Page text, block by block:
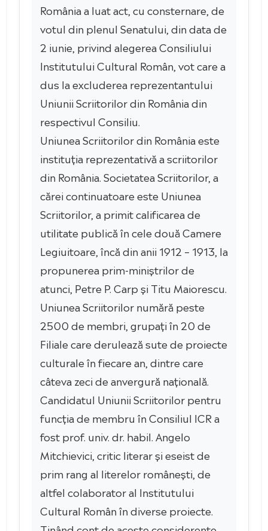
România a luat act, cu consternare, de
votul din plenul Senatului, din data de
2 iunie, privind alegerea Consiliului
Institutului Cultural Român, vot care a
dus la excluderea reprezentantului
Uniunii Scriitorilor din România din
respectivul Consiliu.
Uniunea Scriitorilor din România este
instituția reprezentativă a scriitorilor
din România. Societatea Scriitorilor, a
cărei continuatoare este Uniunea
Scriitorilor, a primit calificarea de
utilitate publică în cele două Camere
Legiuitoare, încă din anii 1912 – 1913, la
propunerea prim-miniștrilor de
atunci, Petre P. Carp și Titu Maiorescu.
Uniunea Scriitorilor numără peste
2500 de membri, grupați în 20 de
Filiale care derulează sute de proiecte
culturale în fiecare an, dintre care
câteva zeci de anvergură națională.
Candidatul Uniunii Scriitorilor pentru
funcția de membru în Consiliul ICR a
fost prof. univ. dr. habil. Angelo
Mitchievici, critic literar și eseist de
prim rang al literelor românești, de
altfel colaborator al Institutului
Cultural Român în diverse proiecte.